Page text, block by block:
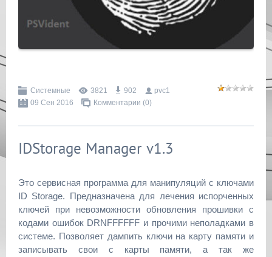
Системные 3821 902
pvc1
09 Сен 2016
Комментарии (0)
IDStorage Manager v1.3
Это сервисная программа для манипуляций с ключами
ID Storage. Предназначена для лечения испорченных
ключей при невозможности обновления прошивки с
кодами ошибок DRNFFFFFF и прочими неполадками в
системе. Позволяет дампить ключи на карту памяти и
записывать свои с карты памяти, а так же